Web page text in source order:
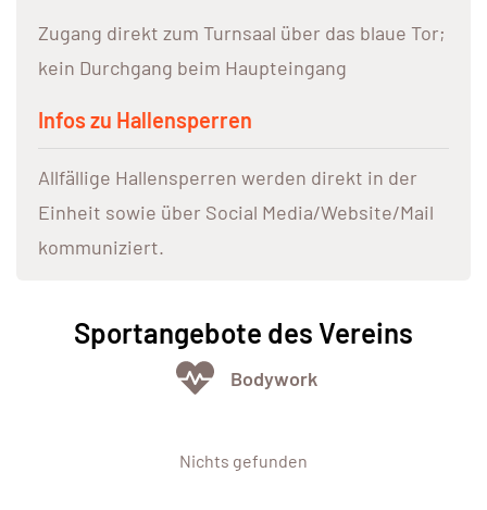
Zugang direkt zum Turnsaal über das blaue Tor;
kein Durchgang beim Haupteingang
Infos zu Hallensperren
Allfällige Hallensperren werden direkt in der
Einheit sowie über Social Media/Website/Mail
kommuniziert.
Sportangebote des Vereins
Bodywork
Nichts gefunden